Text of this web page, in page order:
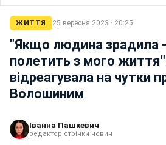
ЖИТТЯ 25 вересня 2023 · 20:25
"Якщо людина зрадила
полетить з мого
відреагувала на чутки
Волошиним
Іванна Пашкевич
редактор стрічки новин